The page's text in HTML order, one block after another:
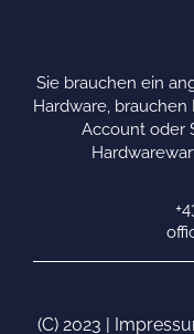
Sie brauchen ein
Hardware,
Account oder
(C) 2023 |